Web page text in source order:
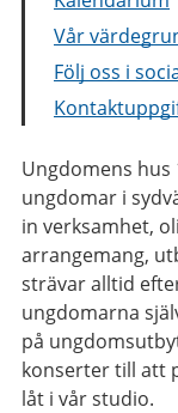
Vår
Följ oss i
Ungdomens
ungdomar i
in verksamhet,
arrangemang,
strävar alltid
ungdomarna
på
konserter till att
låt i vår studio.